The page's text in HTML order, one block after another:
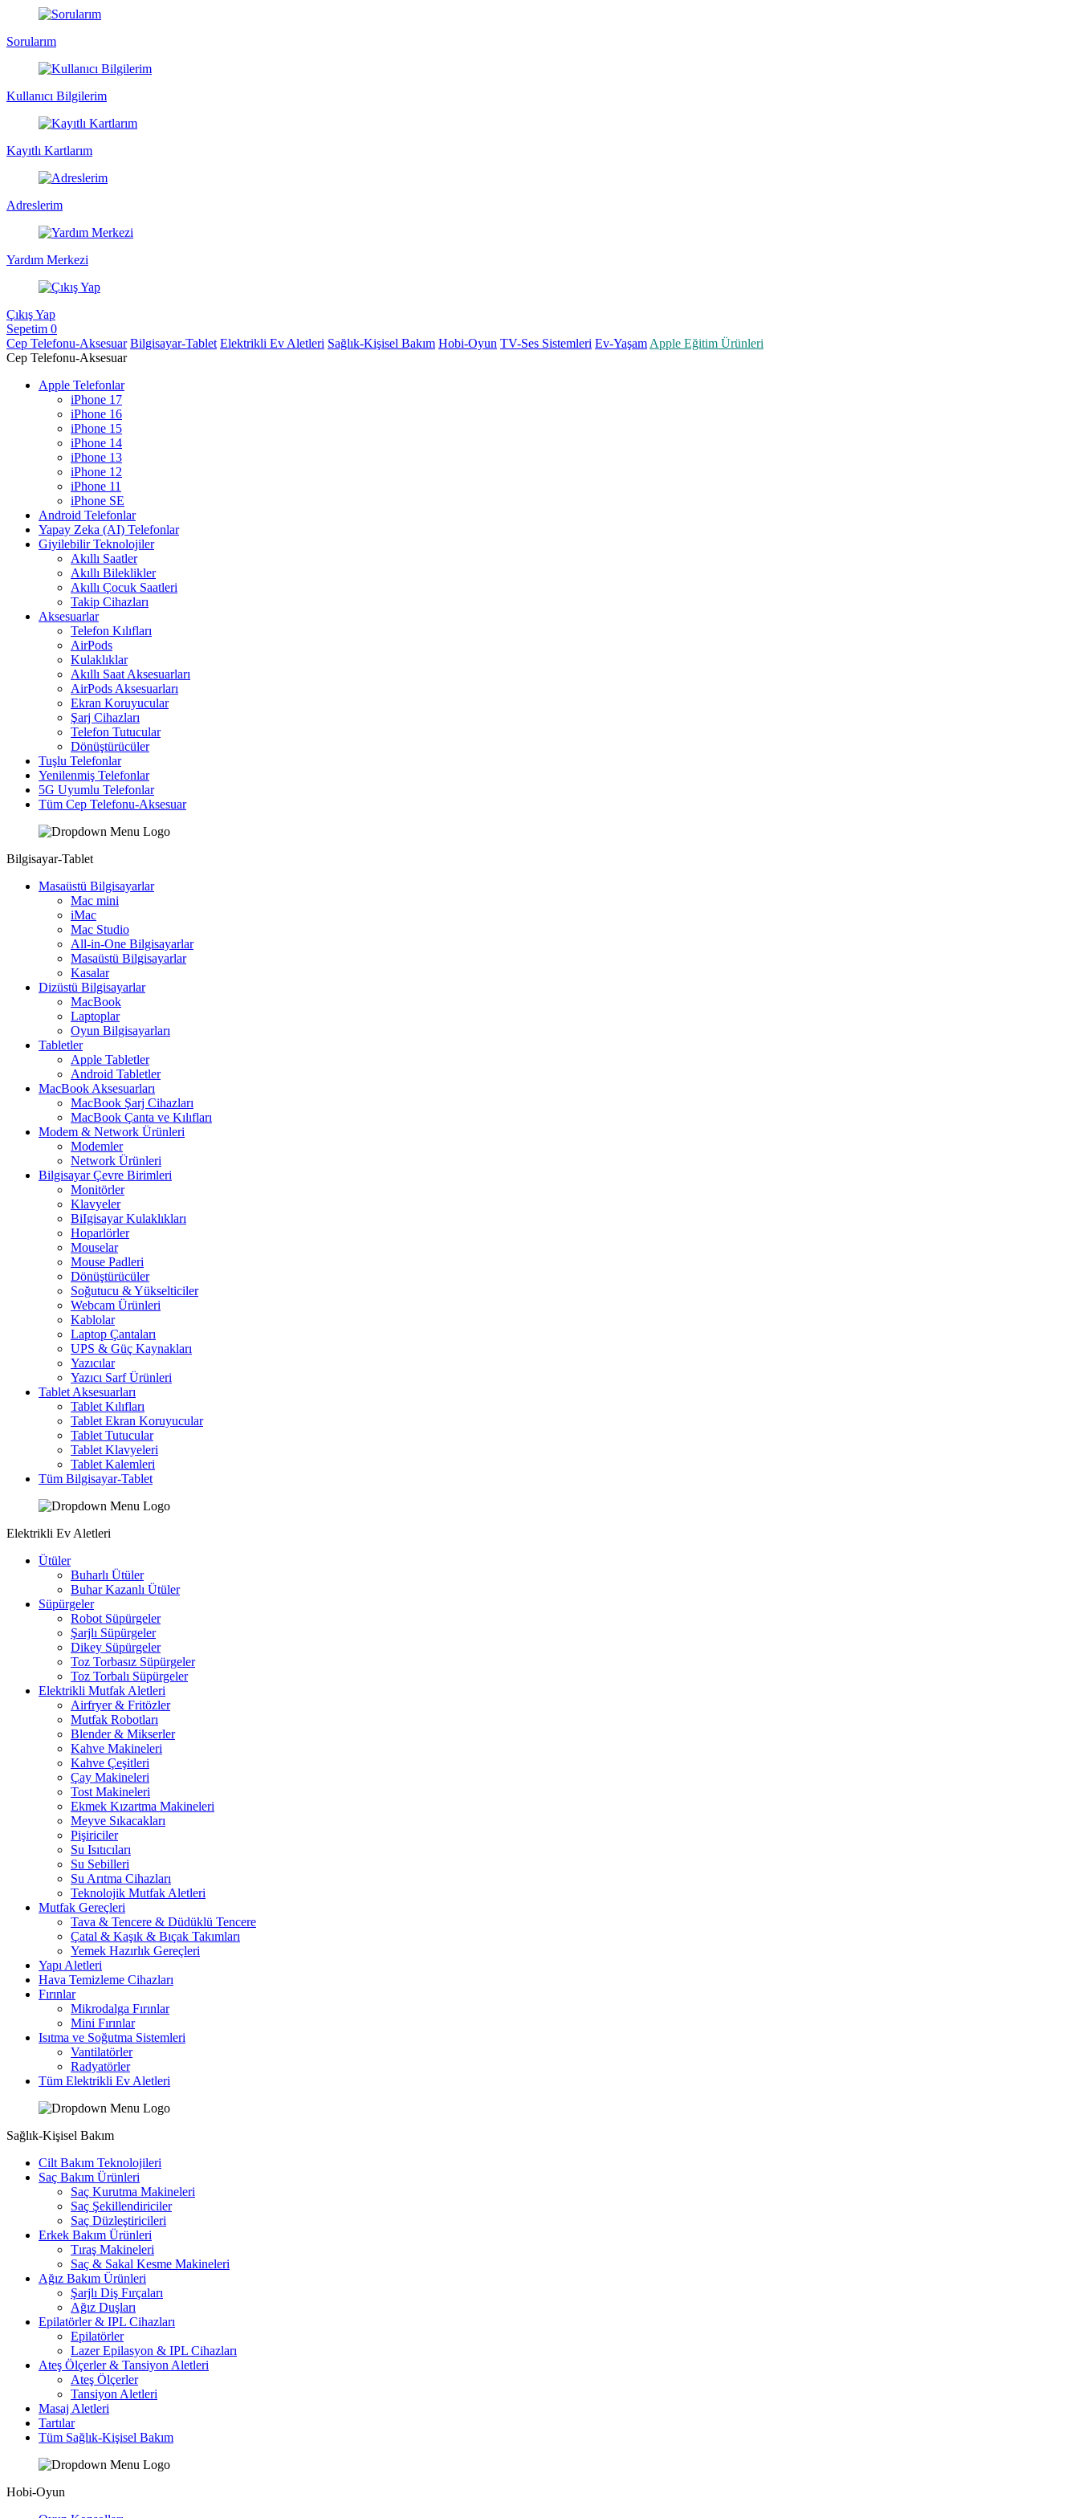
Sorularım
Kullanıcı Bilgilerim
Kayıtlı Kartlarım
Adreslerim
Yardım Merkezi
Çıkış Yap
Sepetim 0
Cep Telefonu-Aksesuar Bilgisayar-Tablet Elektrikli Ev Aletleri Sağlık-Kişisel Bakım Hobi-Oyun TV-Ses Sistemleri Ev-Yaşam Apple Eğitim Ürünleri
Cep Telefonu-Aksesuar
Apple Telefonlar
iPhone 17
iPhone 16
iPhone 15
iPhone 14
iPhone 13
iPhone 12
iPhone 11
iPhone SE
Android Telefonlar
Yapay Zeka (AI) Telefonlar
Giyilebilir Teknolojiler
Akıllı Saatler
Akıllı Bileklikler
Akıllı Çocuk Saatleri
Takip Cihazları
Aksesuarlar
Telefon Kılıfları
AirPods
Kulaklıklar
Akıllı Saat Aksesuarları
AirPods Aksesuarları
Ekran Koruyucular
Şarj Cihazları
Telefon Tutucular
Dönüştürücüler
Tuşlu Telefonlar
Yenilenmiş Telefonlar
5G Uyumlu Telefonlar
Tüm Cep Telefonu-Aksesuar
Bilgisayar-Tablet
Masaüstü Bilgisayarlar
Mac mini
iMac
Mac Studio
All-in-One Bilgisayarlar
Masaüstü Bilgisayarlar
Kasalar
Dizüstü Bilgisayarlar
MacBook
Laptoplar
Oyun Bilgisayarları
Tabletler
Apple Tabletler
Android Tabletler
MacBook Aksesuarları
MacBook Şarj Cihazları
MacBook Çanta ve Kılıfları
Modem & Network Ürünleri
Modemler
Network Ürünleri
Bilgisayar Çevre Birimleri
Monitörler
Klavyeler
BiIgisayar Kulaklıkları
Hoparlörler
Mouselar
Mouse Padleri
Dönüştürücüler
Soğutucu & Yükselticiler
Webcam Ürünleri
Kablolar
Laptop Çantaları
UPS & Güç Kaynakları
Yazıcılar
Yazıcı Sarf Ürünleri
Tablet Aksesuarları
Tablet Kılıfları
Tablet Ekran Koruyucular
Tablet Tutucular
Tablet Klavyeleri
Tablet Kalemleri
Tüm Bilgisayar-Tablet
Elektrikli Ev Aletleri
Ütüler
Buharlı Ütüler
Buhar Kazanlı Ütüler
Süpürgeler
Robot Süpürgeler
Şarjlı Süpürgeler
Dikey Süpürgeler
Toz Torbasız Süpürgeler
Toz Torbalı Süpürgeler
Elektrikli Mutfak Aletleri
Airfryer & Fritözler
Mutfak Robotları
Blender & Mikserler
Kahve Makineleri
Kahve Çeşitleri
Çay Makineleri
Tost Makineleri
Ekmek Kızartma Makineleri
Meyve Sıkacakları
Pişiriciler
Su Isıtıcıları
Su Sebilleri
Su Arıtma Cihazları
Teknolojik Mutfak Aletleri
Mutfak Gereçleri
Tava & Tencere & Düdüklü Tencere
Çatal & Kaşık & Bıçak Takımları
Yemek Hazırlık Gereçleri
Yapı Aletleri
Hava Temizleme Cihazları
Fırınlar
Mikrodalga Fırınlar
Mini Fırınlar
Isıtma ve Soğutma Sistemleri
Vantilatörler
Radyatörler
Tüm Elektrikli Ev Aletleri
Sağlık-Kişisel Bakım
Cilt Bakım Teknolojileri
Saç Bakım Ürünleri
Saç Kurutma Makineleri
Saç Şekillendiriciler
Saç Düzleştiricileri
Erkek Bakım Ürünleri
Tıraş Makineleri
Saç & Sakal Kesme Makineleri
Ağız Bakım Ürünleri
Şarjlı Diş Fırçaları
Ağız Duşları
Epilatörler & IPL Cihazları
Epilatörler
Lazer Epilasyon & IPL Cihazları
Ateş Ölçerler & Tansiyon Aletleri
Ateş Ölçerler
Tansiyon Aletleri
Masaj Aletleri
Tartılar
Tüm Sağlık-Kişisel Bakım
Hobi-Oyun